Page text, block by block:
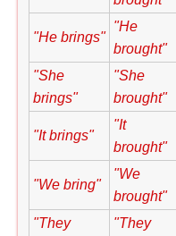
"He brings"
"He
brought"
"She
brings"
"She
brought"
"It brings"
"It
brought"
"We bring"
"We
brought"
"They
"They